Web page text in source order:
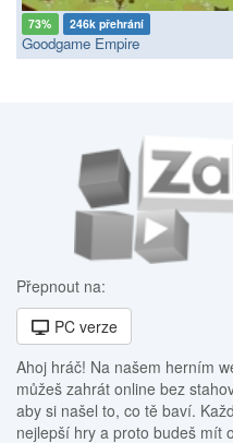
73% 246k přehrání
Goodgame Empire
Přepnout na:
PC verze
Ahoj hráč! Na našem herním
můžeš zahrát online bez
aby si našel to, co tě baví.
nejlepší hry a proto budeš mít